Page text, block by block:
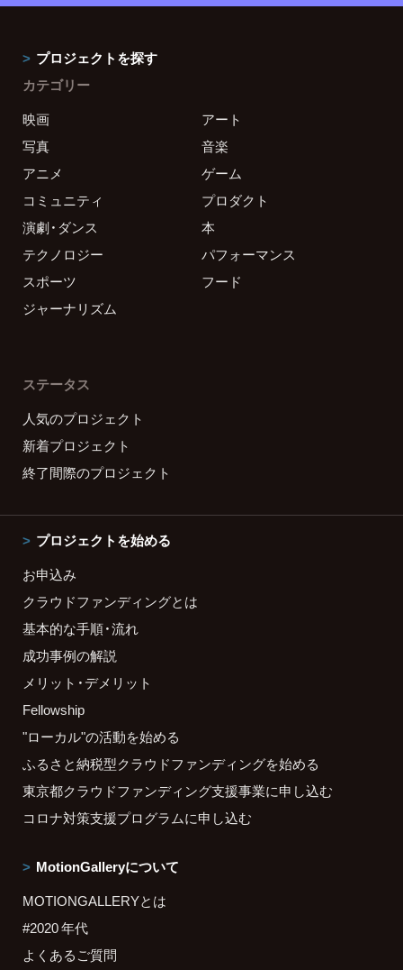
プロジェクトを探す
カテゴリー
映画
アート
写真
音楽
アニメ
ゲーム
コミュニティ
プロダクト
演劇・ダンス
本
テクノロジー
パフォーマンス
スポーツ
フード
ジャーナリズム
ステータス
人気のプロジェクト
新着プロジェクト
終了間際のプロジェクト
プロジェクトを始める
お申込み
クラウドファンディングとは
基本的な手順・流れ
成功事例の解説
メリット・デメリット
Fellowship
"ローカル"の活動を始める
ふるさと納税型クラウドファンディングを始める
東京都クラウドファンディング支援事業に申し込む
コロナ対策支援プログラムに申し込む
MotionGalleryについて
MOTIONGALLERYとは
#2020 年代
よくあるご質問